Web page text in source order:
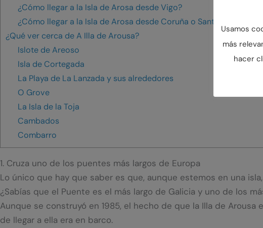
¿Cómo llegar a la Isla de Arosa desde Vigo?
¿Cómo llegar a la Isla de Arosa desde Coruña o Santiago?
¿Qué ver cerca de A Illa de Arousa?
Islote de Areoso
Isla de Cortegada
La Playa de La Lanzada y sus alrededores
O Grove
La Isla de la Toja
Cambados
Combarro
1. Cruza uno de los puentes más largos de Europa
Lo único que hay que saber es que, aunque estemos en una
¿Sabías que el Puente es el más largo de Galicia y uno de los
Aunque se construyó en 1985, el hecho de que la Illa de
de llegar a ella era en barco.
Usamos
más
hacer